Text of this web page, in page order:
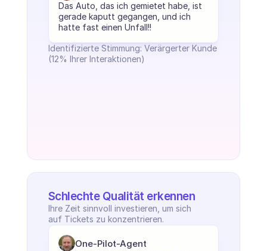
Das Auto, das ich gemietet habe, ist
gerade kaputt gegangen, und ich
hatte fast einen Unfall!!
Identifizierte Stimmung: Verärgerter Kunde
(12% Ihrer Interaktionen)
Schlechte Qualität erkennen
Ihre Zeit sinnvoll investieren, um sich
auf Tickets zu konzentrieren.
One-Pilot-Agent